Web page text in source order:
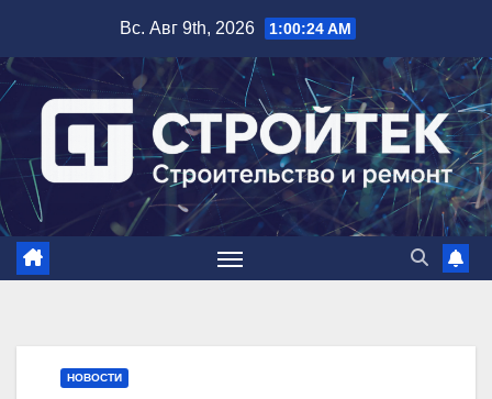
содержимому
Вс. Авг 9th, 2026 1:00:25 AM
НОВОСТИ